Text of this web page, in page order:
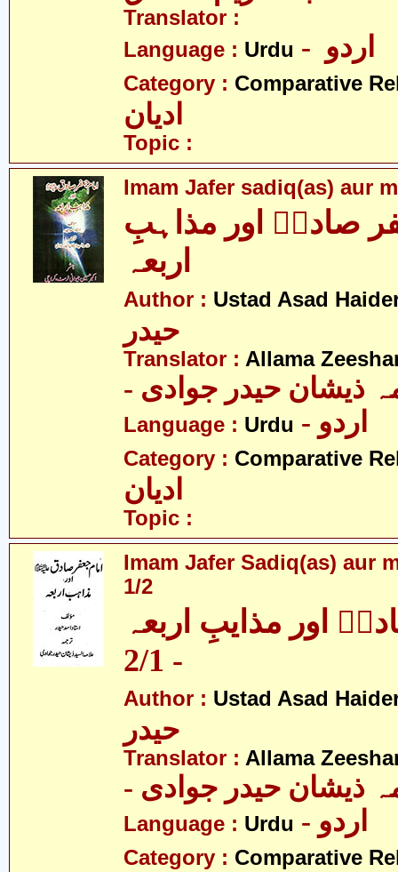
Translator :
Language : Urdu
Category : Comparative
ادیان
Topic :
Imam Jafer sadiq(as) aur
صادقؑ اور مذاہبِ
اربعہ
Author : Ustad Asad
حیدر
Translator : Allama
ذیشان حیدر جوادی
Language : Urdu - اردو
Category : Comparative
ادیان
Topic :
Imam Jafer Sadiq(as) aur
1/2
اور مذایبِ اربعہ
- 2/1
Author : Ustad Asad
حیدر
Translator : Allama
ذیشان حیدر جوادی
Language : Urdu - اردو
Category : Comparative